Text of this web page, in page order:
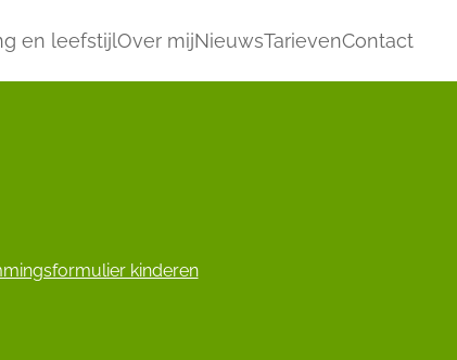
en leefstijlOver mijNieuwsTarievenContact
kinderen